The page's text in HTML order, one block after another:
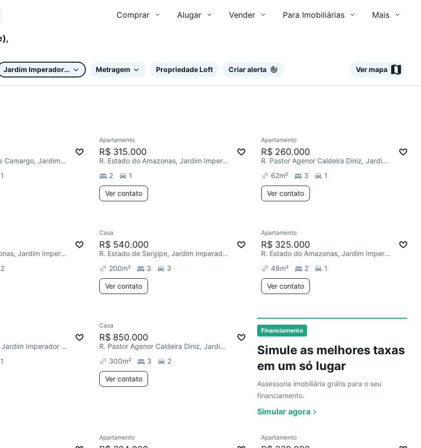
Comprar Alugar Vender Para Imobiliárias Mais
Jardim Imperador (Zona Leste)Metragem Propriedade Loft Criar alerta Ver mapa
Financiamento
Simule as melhores taxas
em um só lugar
Assessoria imobiliária grátis para o seu
financiamento.
Simular agora
R. Sargento Noel de Camargo, Jardim Imperador (Zona Leste)
1
Apartamento
R$ 315.000
R. Estado do Amazonas, Jardim Imperador (Zona Leste)
2
1
Ver contato
Redecorar
Apartamento
R$ 260.000
R. Pastor Agenor Caldeira Diniz, Jardim Imperador (Zona Leste)
62m² 3 1
Ver contato
R. Estado do Amazonas, Jardim Imperador (Zona Leste)
2
Casa
R$ 540.000
R. Estado de Sergipe, Jardim Imperador (Zona Leste)
200m² 3 3
Ver contato
Apartamento
R$ 325.000
R. Estado do Amazonas, Jardim Imperador (Zona Leste)
49m² 2 1
Ver contato
Ver
R. Ercílio Contrucci, Jardim Imperador (Zona Leste)
1
Casa
R$ 850.000
R. Pastor Agenor Caldeira Diniz, Jardim Imperador (Zona Leste)
300m² 3 2
Ver contato
Apartamento Apartamento